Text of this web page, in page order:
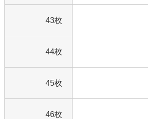
43枚
44枚
45枚
46枚